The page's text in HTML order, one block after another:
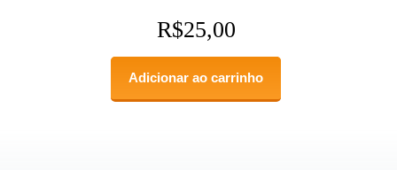
R$25,00
Adicionar ao carrinho